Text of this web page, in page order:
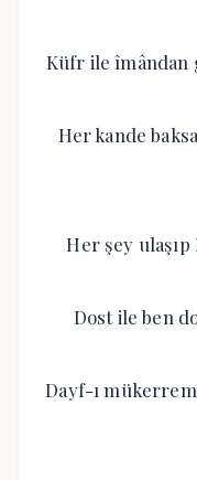
Küfr ile îmândan
Her kande
Her şey ulaşıp
Dost ile ben
Dayf-ı